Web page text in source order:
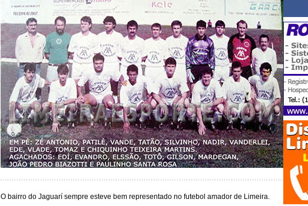
O bairro do Jaguarí sempre esteve bem representado no futebol amador de Limeira.